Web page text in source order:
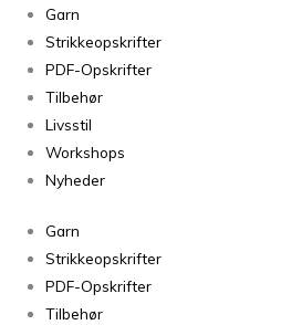
Garn
Strikkeopskrifter
PDF-Opskrifter
Tilbehør
Livsstil
Workshops
Nyheder
Garn
Strikkeopskrifter
PDF-Opskrifter
Tilbehør
Gavekort
antal